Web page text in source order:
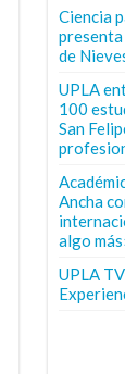
Ciencia
de
UPLA
100
San
Ancha
algo
UPLA